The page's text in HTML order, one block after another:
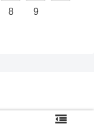
8
9